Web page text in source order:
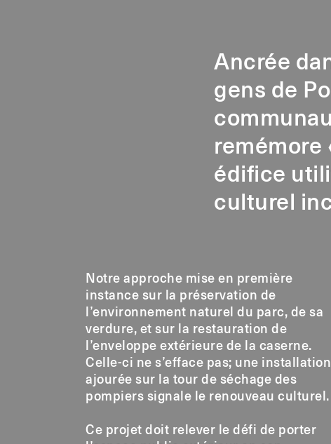
Ancrée
gens de
remémore
édifice
culturel
Notre approche mise en première
instance sur la préservation de
l’environnement naturel du parc, de sa
verdure, et sur la restauration de
l’enveloppe extérieure de la caserne.
Celle-ci ne s’efface pas; une installation
ajourée sur la tour de séchage des
pompiers signale le renouveau culturel.
Ce projet doit relever le défi de porter